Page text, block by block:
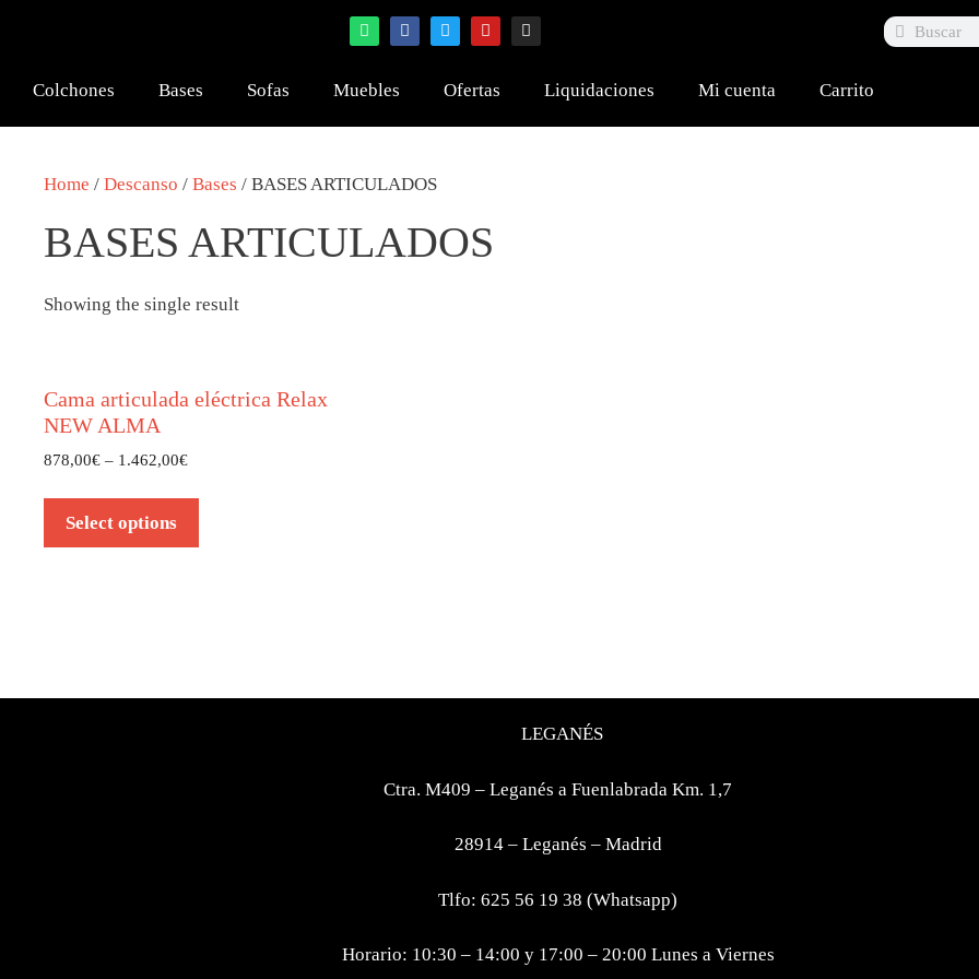
Colchones Bases Sofas Muebles Ofertas Liquidaciones Mi cuenta Carrito
Home / Descanso / Bases / BASES ARTICULADOS
BASES ARTICULADOS
Showing the single result
Cama articulada eléctrica Relax
NEW ALMA
878,00€ – 1.462,00€
Select options
LEGANÉS
Ctra. M409 – Leganés a Fuenlabrada Km. 1,7
28914 – Leganés – Madrid
Tlfo: 625 56 19 38 (Whatsapp)
Horario: 10:30 – 14:00 y 17:00 – 20:00 Lunes a Viernes